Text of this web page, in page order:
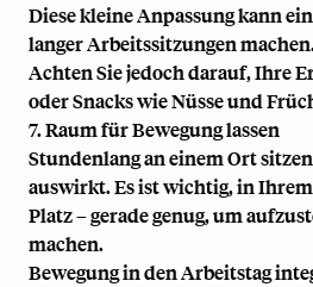
Diese kleine Anpassung kann
langer Arbeitssitzungen
Achten Sie jedoch darauf, Ihre
oder Snacks wie Nüsse und
7. Raum für Bewegung lassen
Stundenlang an einem Ort
auswirkt. Es ist wichtig, in
Platz – gerade genug, um
machen.
Bewegung in den Arbeitstag